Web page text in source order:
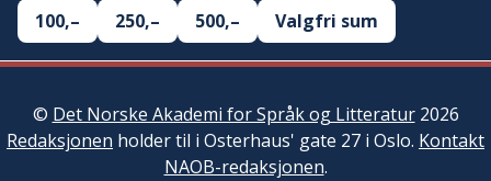
100,–
250,– 500,– Valgfri sum
© Det Norske Akademi for Språk og Litteratur2026
Redaksjonen holder til i Osterhaus' gate 27 i Oslo. Kontakt
NAOB-redaksjonen.